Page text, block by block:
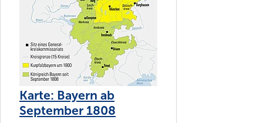
Karte: Bayern ab
September 1808